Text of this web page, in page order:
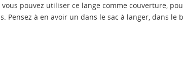
pouvez utiliser ce lange comme couverture,
Pensez à en avoir un dans le sac à langer, dans